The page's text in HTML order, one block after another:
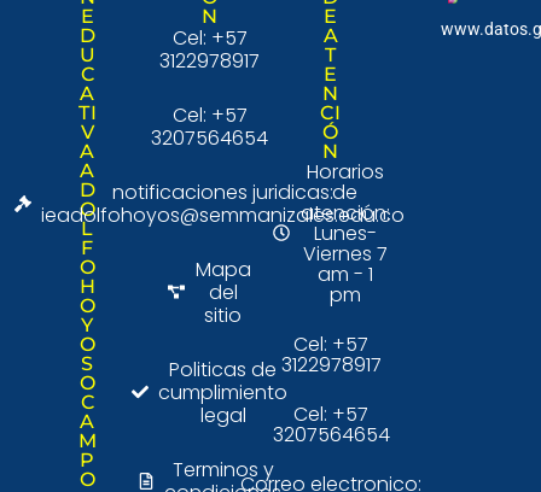
E
D
U
C
A
TI
V
A
A
D
O
L
F
O
H
O
Y
O
S
O
C
A
M
P
O
N
Cel: +57
3122978917
Cel: +57
3207564654
notificaciones juridicas:
ieadolfohoyos@semmanizales.edu.co
Mapa
del
sitio
Politicas de
cumplimiento
legal
Terminos y
E
A
T
E
N
CI
Ó
N
Horarios
de
atención:
Lunes-
Viernes 7
am - 1
pm
Cel: +57
3122978917
Cel: +57
3207564654
Correo electronico: